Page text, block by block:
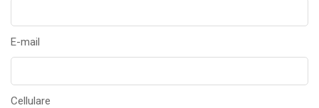
E-mail
Cellulare